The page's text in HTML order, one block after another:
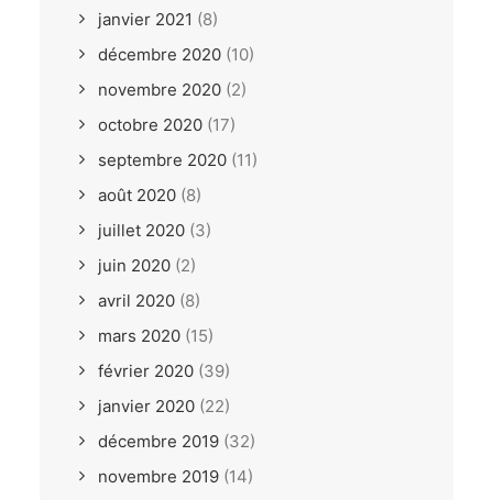
janvier 2021 (8)
décembre 2020 (10)
novembre 2020 (2)
octobre 2020 (17)
septembre 2020 (11)
août 2020 (8)
juillet 2020 (3)
juin 2020 (2)
avril 2020 (8)
mars 2020 (15)
février 2020 (39)
janvier 2020 (22)
décembre 2019 (32)
novembre 2019 (14)